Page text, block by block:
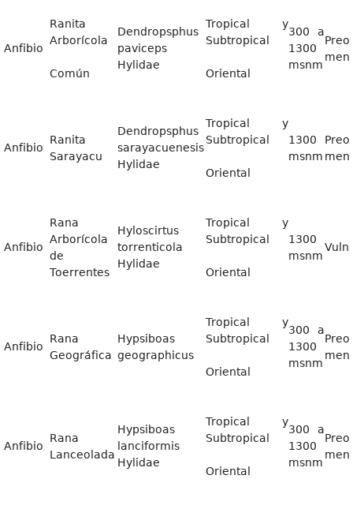
Anfibio
Ranita
Arborícola
Común
Dendropsphus
paviceps
Hylidae
Tropical y
Subtropical
Oriental
300 a
1300
msnm
Anfibio
Ranita
Sarayacu
Dendropsphus
sarayacuenesis
Hylidae
Tropical y
Subtropical
Oriental
1300
msnm
Anfibio
Rana
Arborícola
de
Toerrentes
Hyloscirtus
torrenticola
Hylidae
Tropical y
Subtropical
Oriental
1300
msnm
Anfibio
Rana
Geográfica
Hypsiboas
geographicus
Tropical y
Subtropical
Oriental
300 a
1300
msnm
Anfibio
Rana
Lanceolada
Hypsiboas
lanciformis
Hylidae
Tropical y
Subtropical
Oriental
300 a
1300
msnm